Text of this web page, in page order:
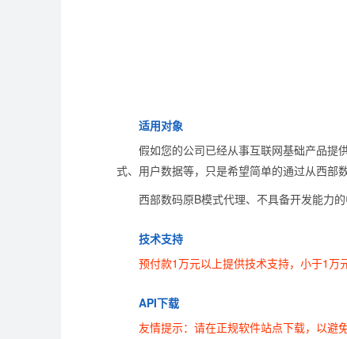
适用对象
假如您的公司已经从事互联网基础产品提
式、用户数据等，只是希望简单的通过从西部
西部数码原B模式代理、不具备开发能力
技术支持
预付款1万元以上提供技术支持，小于1万
API下载
友情提示：请在正规软件站点下载，以避